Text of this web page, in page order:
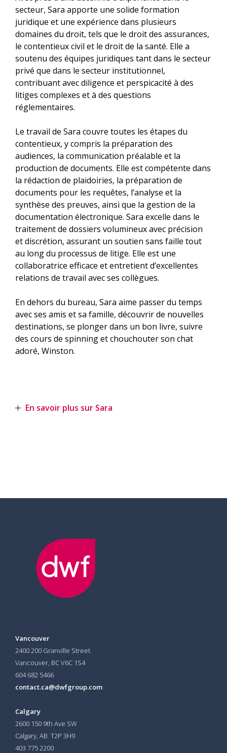
secteur, Sara apporte une solide formation
juridique et une expérience dans plusieurs
domaines du droit, tels que le droit des assurances,
le contentieux civil et le droit de la santé. Elle a
soutenu des équipes juridiques tant dans le secteur
privé que dans le secteur institutionnel,
contribuant avec diligence et perspicacité à des
litiges complexes et à des questions
réglementaires.
Le travail de Sara couvre toutes les étapes du
contentieux, y compris la préparation des
audiences, la communication préalable et la
production de documents. Elle est compétente dans
la rédaction de plaidoiries, la préparation de
documents pour les requêtes, l’analyse et la
synthèse des preuves, ainsi que la gestion de la
documentation électronique. Sara excelle dans le
traitement de dossiers volumineux avec précision
et discrétion, assurant un soutien sans faille tout
au long du processus de litige. Elle est une
collaboratrice efficace et entretient d’excellentes
relations de travail avec ses collègues.
En dehors du bureau, Sara aime passer du temps
avec ses amis et sa famille, découvrir de nouvelles
destinations, se plonger dans un bon livre, suivre
des cours de spinning et chouchouter son chat
adoré, Winston.
En savoir plus sur Sara
Vancouver
2400 200 Granville Street
Vancouver, BC V6C 1S4
604 682 5466
contact.ca@dwfgroup.com
Calgary
2600 150 9th Ave SW
Calgary, AB T2P 3H9
403 775 2200